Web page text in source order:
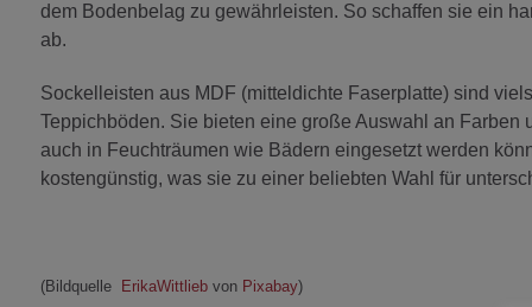
dem Bodenbelag zu gewährleisten. So schaffen sie ein
ab.
Sockelleisten aus MDF (mitteldichte Faserplatte) sind
Teppichböden. Sie bieten eine große Auswahl an
auch in Feuchträumen wie Bädern eingesetzt werden
kostengünstig, was sie zu einer beliebten Wahl für
(Bildquelle ErikaWittlieb von Pixabay)